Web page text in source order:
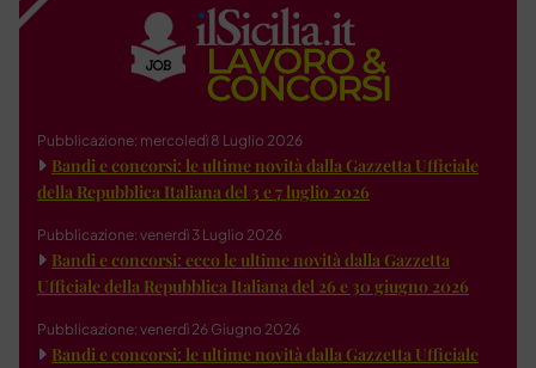
Pubblicazione: mercoledì 8 Luglio 2026
Bandi e concorsi: le ultime novità dalla Gazzetta Ufficiale
della Repubblica Italiana del 3 e 7 luglio 2026
Pubblicazione: venerdì 3 Luglio 2026
Bandi e concorsi: ecco le ultime novità dalla Gazzetta
Ufficiale della Repubblica Italiana del 26 e 30 giugno 2026
Pubblicazione: venerdì 26 Giugno 2026
Bandi e concorsi: le ultime novità dalla Gazzetta Ufficiale